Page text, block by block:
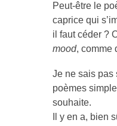
Peut-être le
caprice qui
il faut céder ?
mood, comme
Je ne sais pas
poèmes
souhaite.
Il y en a, bien